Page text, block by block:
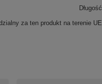
za ten produkt na terenie UE
Długość